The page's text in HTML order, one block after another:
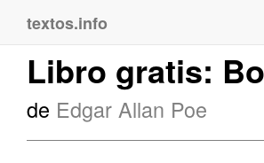
textos.info
Libro gratis:
de Edgar Allan Poe